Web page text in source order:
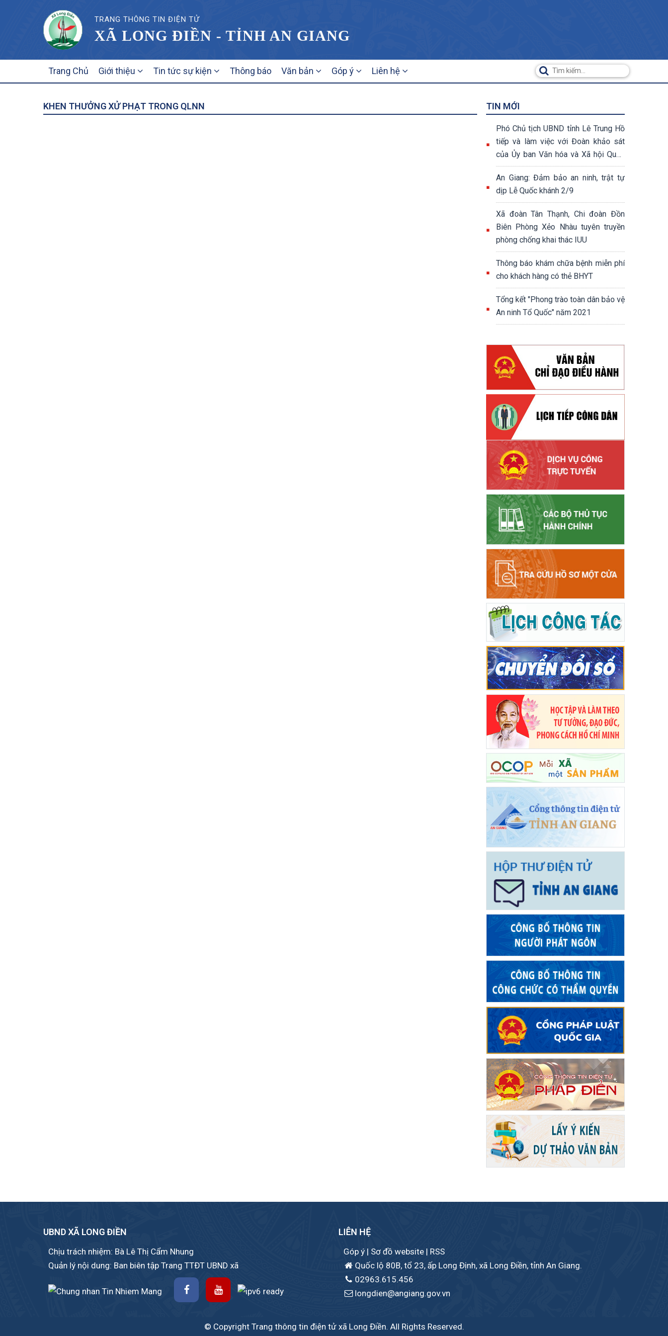
TRANG THÔNG TIN ĐIỆN TỬ
XÃ LONG ĐIỀN - TỈNH AN GIANG
NAVIGATION
Trang Chủ Giới thiệu Tin tức sự kiện Thông báo Văn bản Góp ý Liên hệ
KHEN THƯỞNG XỬ PHẠT TRONG QLNN TIN MỚI
Phó Chủ tịch UBND tỉnh Lê Trung Hồ
tiếp và làm việc với Đoàn khảo sát
của Ủy ban Văn hóa và Xã hội Quốc
hội khóa XV
An Giang: Đảm bảo an ninh, trật tự
dịp Lễ Quốc khánh 2/9
Xã đoàn Tân Thạnh, Chi đoàn Đồn
Biên Phòng Xẻo Nhàu tuyên truyền
phòng chống khai thác IUU
Thông báo khám chữa bệnh miễn phí
cho khách hàng có thẻ BHYT
Tổng kết "Phong trào toàn dân bảo vệ
An ninh Tổ Quốc" năm 2021
UBND XÃ LONG ĐIỀN
Chịu trách nhiệm: Bà Lê Thị Cẩm Nhung
Quản lý nội dung: Ban biên tập Trang TTĐT UBND xã
LIÊN HỆ
Góp ý | Sơ đồ website | RSS
Quốc lộ 80B, tổ 23, ấp Long Định, xã Long Điền, tỉnh An Giang.
02963.615.456
longdien@angiang.gov.vn
© Copyright Trang thông tin điện tử xã Long Điền. All Rights Reserved.